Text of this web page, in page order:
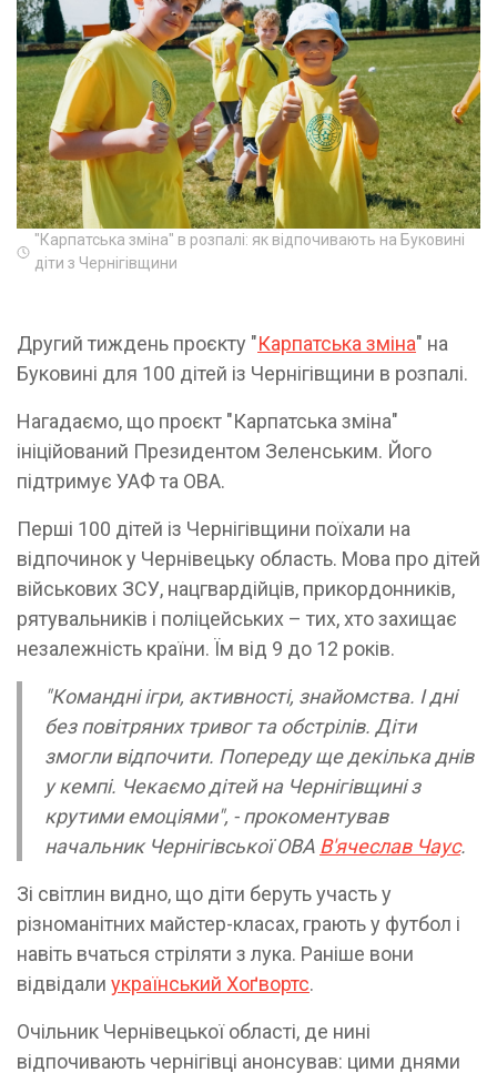
"Карпатська зміна" в розпалі: як відпочивають на Буковині
діти з Чернігівщини
Другий тиждень проєкту "Карпатська зміна" на
Буковині для 100 дітей із Чернігівщини в розпалі.
Нагадаємо, що проєкт "Карпатська зміна"
ініційований Президентом Зеленським. Його
підтримує УАФ та ОВА.
Перші 100 дітей із Чернігівщини поїхали на
відпочинок у Чернівецьку область. Мова про дітей
військових ЗСУ, нацгвардійців, прикордонників,
рятувальників і поліцейських – тих, хто захищає
незалежність країни. Їм від 9 до 12 років.
"Командні ігри, активності, знайомства. І дні
без повітряних тривог та обстрілів. Діти
змогли відпочити. Попереду ще декілька днів
у кемпі. Чекаємо дітей на Чернігівщині з
крутими емоціями", - прокоментував
начальник Чернігівської ОВА В'ячеслав Чаус.
Зі світлин видно, що діти беруть участь у
різноманітних майстер-класах, грають у футбол і
навіть вчаться стріляти з лука. Раніше вони
відвідали український Хоґвортс.
Очільник Чернівецької області, де нині
відпочивають чернігівці анонсував: цими днями